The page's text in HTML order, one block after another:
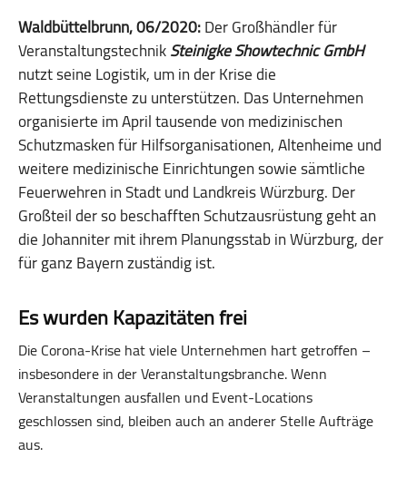
Waldbüttelbrunn, 06/2020:Der Großhändler für
VeranstaltungstechnikSteinigke Showtechnic GmbH
nutzt seine Logistik, um in der Krise die
Rettungsdienste zu unterstützen. Das Unternehmen
organisierte im April tausende von medizinischen
Schutzmasken für Hilfsorganisationen, Altenheime und
weitere medizinische Einrichtungen sowie sämtliche
Feuerwehren in Stadt und Landkreis Würzburg. Der
Großteil der so beschafften Schutzausrüstung geht an
die Johanniter mit ihrem Planungsstab in Würzburg, der
für ganz Bayern zuständig ist.
Es wurden Kapazitäten frei
Die Corona-Krise hat viele Unternehmen hart getroffen –
insbesondere in der Veranstaltungsbranche. Wenn
Veranstaltungen ausfallen und Event-Locations
geschlossen sind, bleiben auch an anderer Stelle Aufträge
aus.